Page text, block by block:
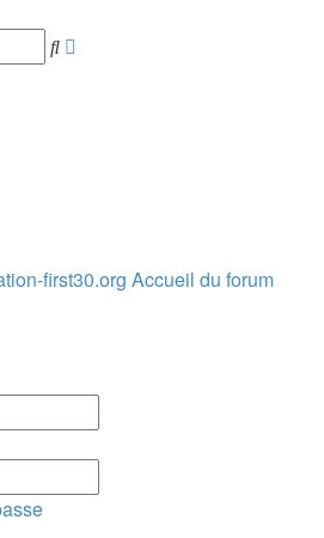
Rechercher
first30.org Accueil du forum